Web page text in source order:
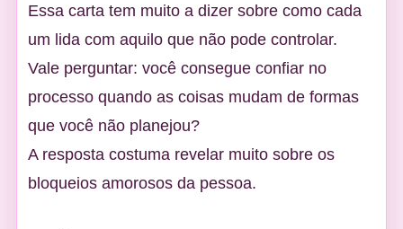
Essa carta tem muito a dizer sobre como cada
um lida com aquilo que não pode controlar.
Vale perguntar: você consegue confiar no
processo quando as coisas mudam de formas
que você não planejou?
A resposta costuma revelar muito sobre os
bloqueios amorosos da pessoa.